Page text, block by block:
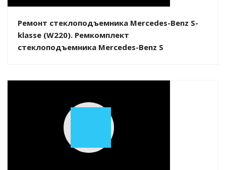
Ремонт стеклоподъемника Mercedes-Benz S-
klasse (W220). Ремкомплект
стеклоподъемника Mercedes-Benz S
Play